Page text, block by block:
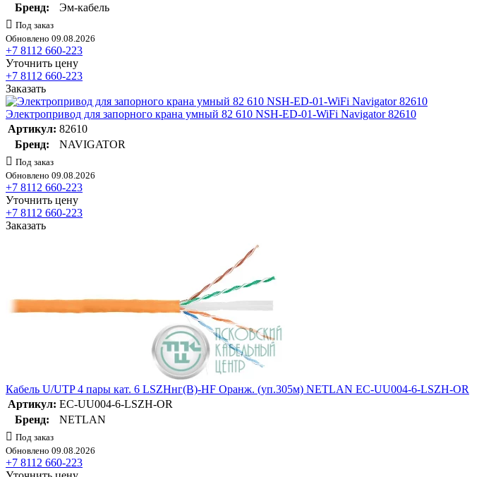
Бренд:
Эм-кабель
Под заказ
Обновлено 09.08.2026
+7 8112 660-223
Уточнить цену
+7 8112 660-223
Заказать
Электропривод для запорного крана умный 82 610 NSH-ED-01-WiFi Navigator 82610
Артикул: 82610
Бренд:
NAVIGATOR
Под заказ
Обновлено 09.08.2026
+7 8112 660-223
Уточнить цену
+7 8112 660-223
Заказать
Кабель U/UTP 4 пары кат. 6 LSZHнг(B)-HF Оранж. (уп.305м) NETLAN EC-UU004-6-LSZH-OR
Артикул: EC-UU004-6-LSZH-OR
Бренд:
NETLAN
Под заказ
Обновлено 09.08.2026
+7 8112 660-223